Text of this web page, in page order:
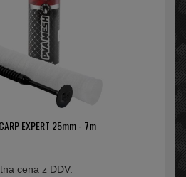
EXPERT 25mm - 7m
cena z DDV: